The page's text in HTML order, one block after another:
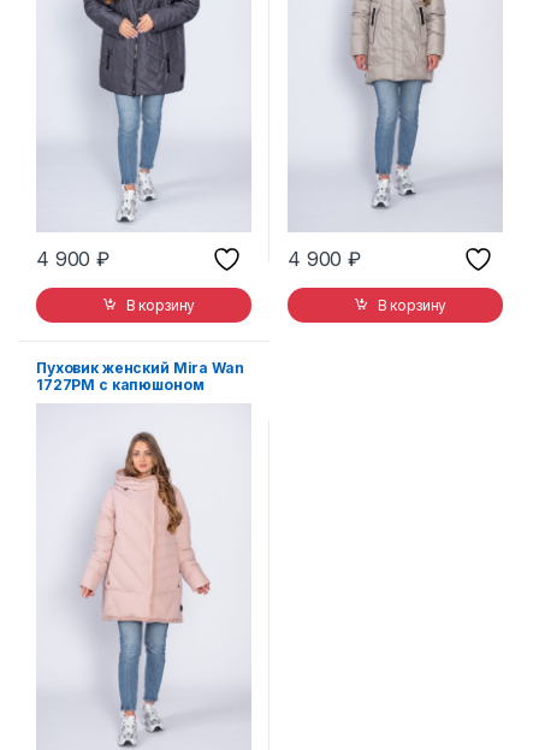
4 900₽
В корзину
4 900₽
В корзину
Пуховик женский Mira Wan
1727РМ с капюшоном
молочно-розовый